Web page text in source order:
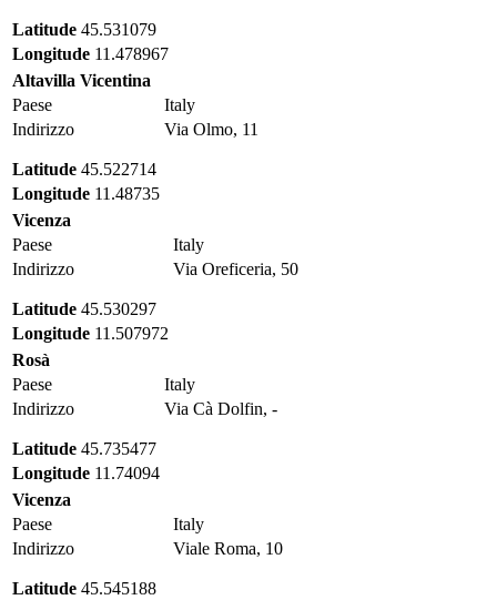
Latitude 45.531079
Longitude 11.478967
Altavilla Vicentina
Paese
Italy
Indirizzo
Via Olmo, 11
Latitude 45.522714
Longitude 11.48735
Vicenza
Paese
Italy
Indirizzo
Via Oreficeria, 50
Latitude 45.530297
Longitude 11.507972
Rosà
Paese
Italy
Indirizzo
Via Cà Dolfin, -
Latitude 45.735477
Longitude 11.74094
Vicenza
Paese
Italy
Indirizzo
Viale Roma, 10
Latitude 45.545188